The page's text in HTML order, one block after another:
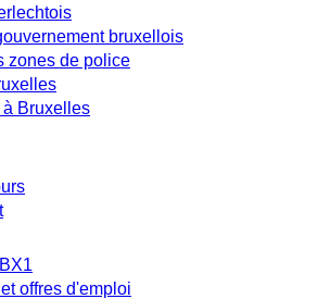
bruxellois
zones de police
Bruxelles
offres d'emploi